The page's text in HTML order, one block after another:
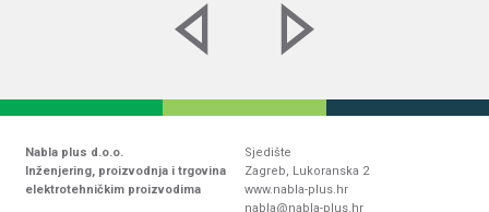
Nabla plus d.o.o.
Inženjering, proizvodnja i trgovina
elektrotehničkim proizvodima
Sjedište
Zagreb, Lukoranska 2
www.nabla-plus.hr
nabla@nabla-plus.hr